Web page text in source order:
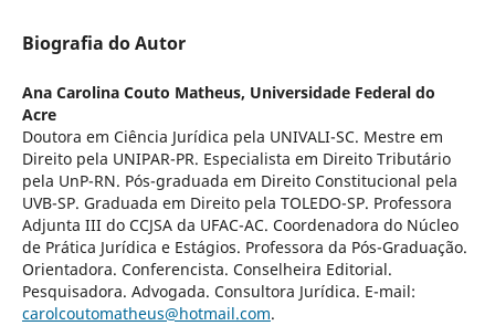
Biografia do Autor
Ana Carolina Couto Matheus, Universidade Federal do
Acre
Doutora em Ciência Jurídica pela UNIVALI-SC. Mestre em
Direito pela UNIPAR-PR. Especialista em Direito Tributário
pela UnP-RN. Pós-graduada em Direito Constitucional pela
UVB-SP. Graduada em Direito pela TOLEDO-SP. Professora
Adjunta III do CCJSA da UFAC-AC. Coordenadora do Núcleo
de Prática Jurídica e Estágios. Professora da Pós-Graduação.
Orientadora. Conferencista. Conselheira Editorial.
Pesquisadora. Advogada. Consultora Jurídica. E-mail:
carolcoutomatheus@hotmail.com.